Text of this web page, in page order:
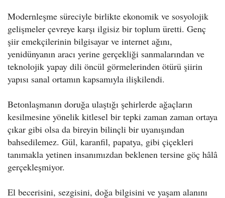
Modernleşme süreciyle birlikte ekonomik ve sosyolojik
gelişmeler çevreye karşı ilgisiz bir toplum üretti. Genç
şiir emekçilerinin bilgisayar ve internet ağını,
yenidünyanın aracı yerine gerçekliği sanmalarından ve
teknolojik yapay dili öncül görmelerinden ötürü şiirin
yapısı sanal ortamın kapsamıyla ilişkilendi.
Betonlaşmanın doruğa ulaştığı şehirlerde ağaçların
kesilmesine yönelik kitlesel bir tepki zaman zaman ortaya
çıkar gibi olsa da bireyin bilinçli bir uyanışından
bahsedilemez. Gül, karanfil, papatya, gibi çiçekleri
tanımakla yetinen insanımızdan beklenen tersine göç hâlâ
gerçekleşmiyor.
El becerisini, sezgisini, doğa bilgisini ve yaşam alanını